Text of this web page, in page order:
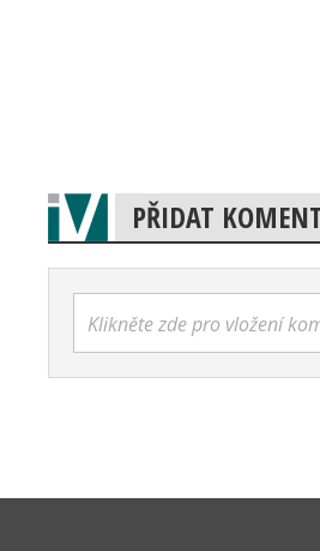
PŘIDAT
Klikněte zde pro vložení